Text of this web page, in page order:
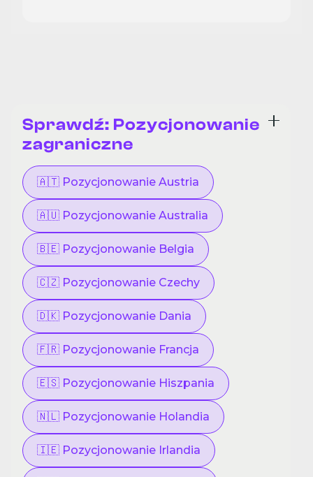
Sprawdź: Pozycjonowanie
zagraniczne
🇦🇹 Pozycjonowanie Austria
🇦🇺 Pozycjonowanie Australia
🇧🇪 Pozycjonowanie Belgia
🇨🇿 Pozycjonowanie Czechy
🇩🇰 Pozycjonowanie Dania
🇫🇷 Pozycjonowanie Francja
🇪🇸 Pozycjonowanie Hiszpania
🇳🇱 Pozycjonowanie Holandia
🇮🇪 Pozycjonowanie Irlandia